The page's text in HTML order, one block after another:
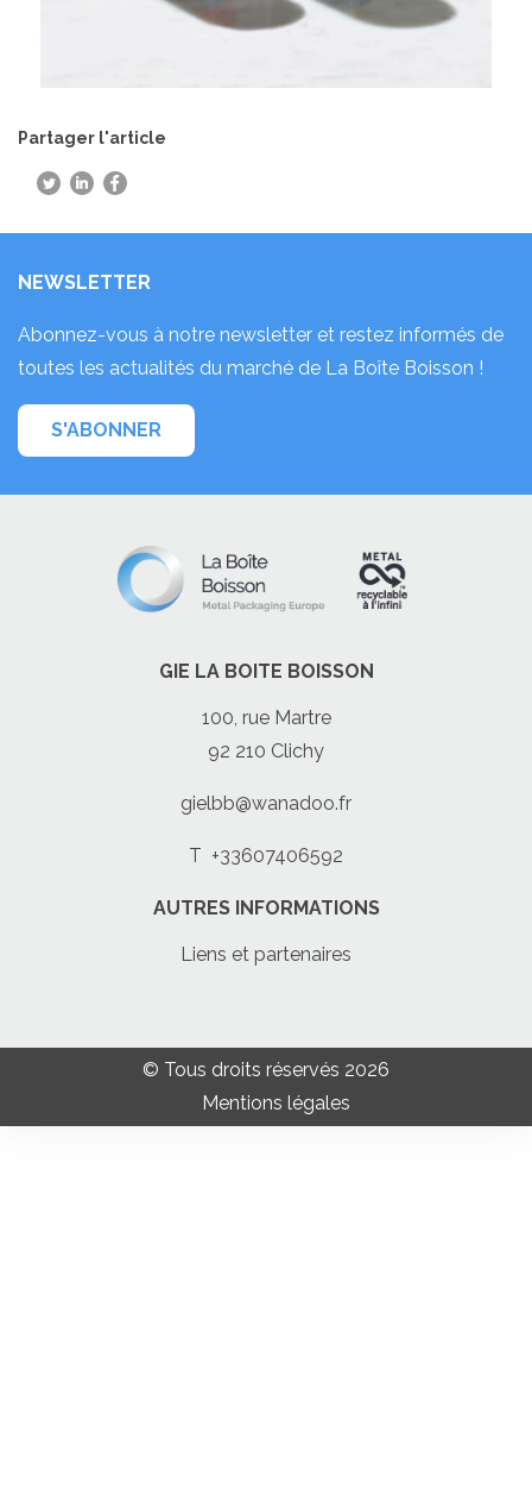
Partager l'article
NEWSLETTER
Abonnez-vous à notre newsletter et restez informés de
toutes les actualités du marché de La Boîte Boisson !
S'ABONNER
GIE LA BOITE BOISSON
100, rue Martre
92 210 Clichy
gielbb@wanadoo.fr
T +33607406592
AUTRES INFORMATIONS
Liens et partenaires
© Tous droits réservés 2026
Mentions légales